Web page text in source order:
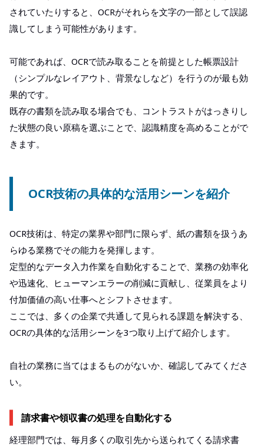
されていたりすると、OCRがそれらを文字の一部として誤認
識してしまう可能性があります。
可能であれば、OCRで読み取ることを前提とした帳票設計
（シンプルなレイアウト、背景なしなど）を行うのが最も効
果的です。
既存の書類を読み取る場合でも、コントラストがはっきりし
た状態の良い原稿を選ぶことで、認識精度を高めることがで
きます。
OCR技術の具体的な活用シーンを紹介
OCR技術は、特定の業界や部門に限らず、紙の書類を扱うあ
らゆる業務でその能力を発揮します。
定型的なデータ入力作業を自動化することで、業務の効率化
や迅速化、ヒューマンエラーの削減に貢献し、従業員をより
付加価値の高い仕事へとシフトさせます。
ここでは、多くの企業で共通して見られる課題を解決する、
OCRの具体的な活用シーンを3つ取り上げて紹介します。
自社の業務に当てはまるものがないか、確認してみてくださ
い。
請求書や領収書の処理を自動化する
経理部門では、毎月多くの取引先から送られてくる請求書